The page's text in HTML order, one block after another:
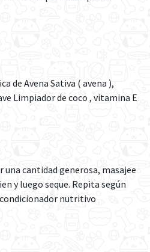
de Avena Sativa ( avena ),
Limpiador de coco , vitamina E
una cantidad generosa, masajee
y luego seque. Repita según
nutritivo